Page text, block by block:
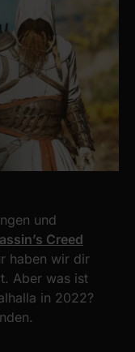
und
Creed
haben wir dir
Aber was ist
in 2022?